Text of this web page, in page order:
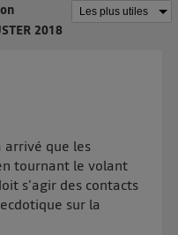
2018
arrivé que les
tournant le volant
s'agir des contacts
sur la
général :
personnalisation sera basée
du mobile.
ce consentement
site. Pour plus
la Politique
personnelles